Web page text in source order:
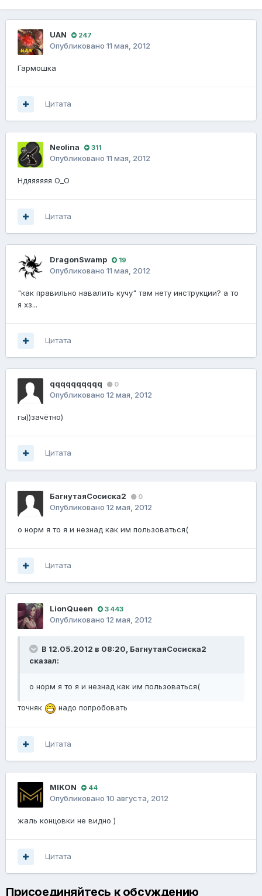
UAN 247
Опубликовано 11 мая, 2012
Гармошка
Цитата
Neolina 311
Опубликовано 11 мая, 2012
Ндяяяяяя О_О
Цитата
DragonSwamp 19
Опубликовано 11 мая, 2012
"как правильно навалить кучу" там нету инструкции? а то
я хз...
Цитата
qqqqqqqqqq 0
Опубликовано 12 мая, 2012
гы))зачётно)
Цитата
БагнутаяСосиска2 0
Опубликовано 12 мая, 2012
о норм я то я и незнад как им пользоваться(
Цитата
LionQueen 3 443
Опубликовано 12 мая, 2012
В 12.05.2012 в 08:20, БагнутаяСосиска2
сказал:
о норм я то я и незнад как им пользоваться(
точняк надо попробовать
Цитата
MIKON 44
Опубликовано 10 августа, 2012
жаль концовки не видно )
Цитата
Присоединяйтесь к обсуждению